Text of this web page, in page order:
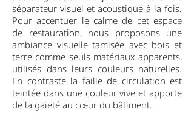
séparateur visuel et acoustique à la fois.
Pour accentuer le calme de cet espace
de restauration, nous proposons une
ambiance visuelle tamisée avec bois et
terre comme seuls matériaux apparents,
utilisés dans leurs couleurs naturelles.
En contraste la faille de circulation est
teintée dans une couleur vive et apporte
de la gaieté au cœur du bâtiment.